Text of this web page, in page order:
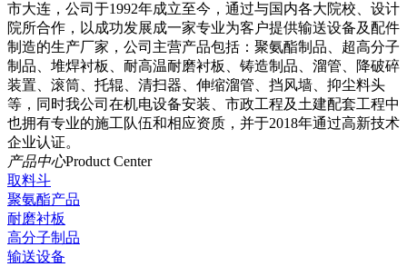
市大连，公司于1992年成立至今，通过与国内各大院校、设计
院所合作，以成功发展成一家专业为客户提供输送设备及配件
制造的生产厂家，公司主营产品包括：聚氨酯制品、超高分子
制品、堆焊衬板、耐高温耐磨衬板、铸造制品、溜管、降破碎
装置、滚筒、托辊、清扫器、伸缩溜管、挡风墙、抑尘料头
等，同时我公司在机电设备安装、市政工程及土建配套工程中
也拥有专业的施工队伍和相应资质，并于2018年通过高新技术
企业认证。
产品中心Product Center
取料斗
聚氨酯产品
耐磨衬板
高分子制品
输送设备